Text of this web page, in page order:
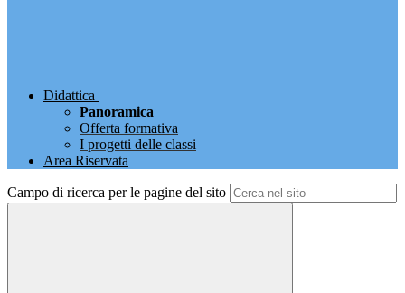
Didattica
Panoramica
Offerta formativa
I progetti delle classi
Area Riservata
Campo di ricerca per le pagine del sito